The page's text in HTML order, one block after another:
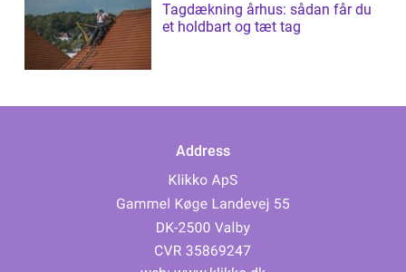
Tagdækning århus: sådan får du
et holdbart og tæt tag
Address